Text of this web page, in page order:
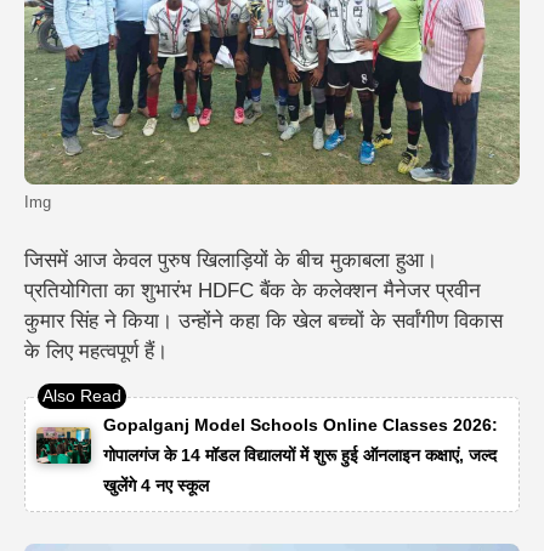
Img
जिसमें आज केवल पुरुष खिलाड़ियों के बीच मुकाबला हुआ।
प्रतियोगिता का शुभारंभ HDFC बैंक के कलेक्शन मैनेजर प्रवीन
कुमार सिंह ने किया। उन्होंने कहा कि खेल बच्चों के सर्वांगीण विकास
के लिए महत्वपूर्ण हैं।
Gopalganj Model Schools Online Classes 2026:
गोपालगंज के 14 मॉडल विद्यालयों में शुरू हुई ऑनलाइन कक्षाएं, जल्द
खुलेंगे 4 नए स्कूल